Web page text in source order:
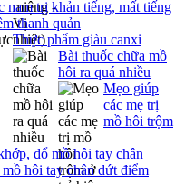
nam trị khản tiếng, mất tiếng
thanh quản
Thực phẩm giàu canxi
Bài thuốc chữa mồ
hôi ra quá nhiều
Mẹo giúp
các mẹ trị
mồ hôi trộm
đổ mồ hôi tay chân
hôi tay chân dứt điểm